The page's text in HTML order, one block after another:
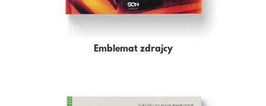
Emblemat zdrajcy